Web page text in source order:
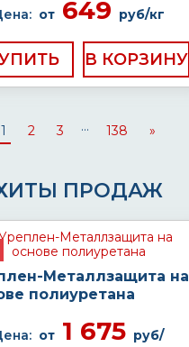
от649 руб/кг
1 2 3 ... 138 »
ПРОДАЖ
Металлзащита на
полиуретана
от 1 675 руб/